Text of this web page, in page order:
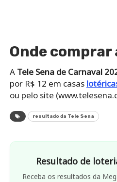
Onde comprar
A Tele Sena de Carnaval
por R$ 12 em casas
ou pelo site
resultado da Tele Sena
Resultado de
Receba os resultados da